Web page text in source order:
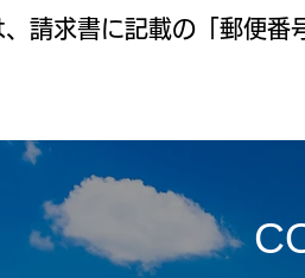
、請求書に記載の「郵便